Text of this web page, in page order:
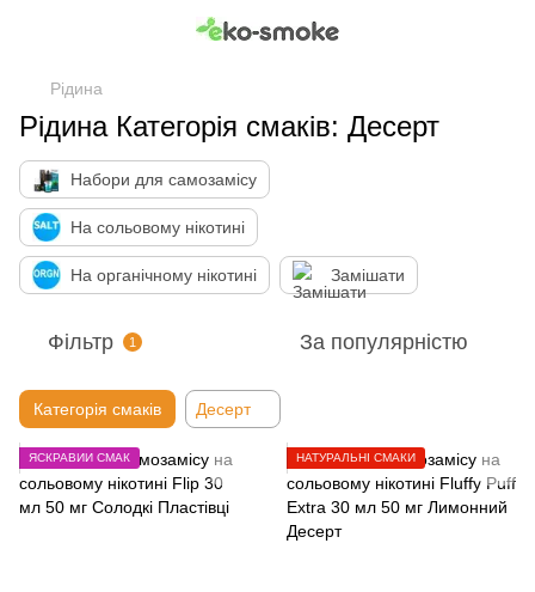
Рідина
Рідина Категорія смаків: Десерт
Набори для самозамісу
На сольовому нікотині
На органічному нікотині Замішати
Фільтр 1 За популярністю
Категорія смаків Десерт
ЯСКРАВИЙ СМАК НАТУРАЛЬНІ СМАКИ